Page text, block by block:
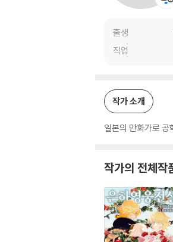
출생
직업
작가 소개
일본의 만화가로 공
작가의 전체작